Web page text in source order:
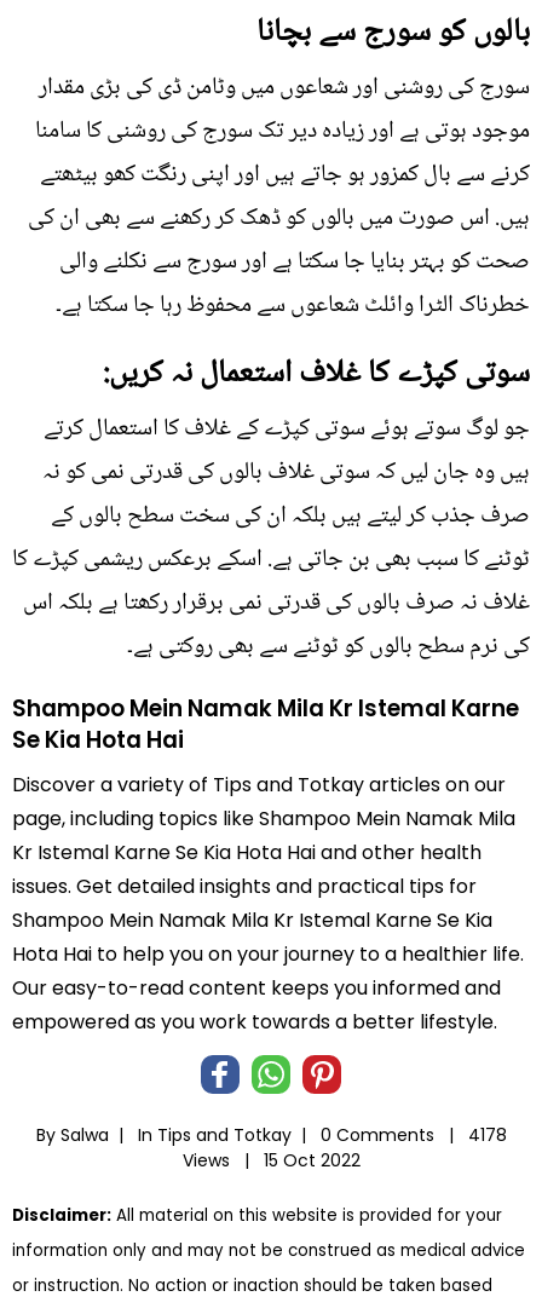
بالوں کو سورج سے بچانا
سورج کی روشنی اور شعاعوں میں وٹامن ڈی کی بڑی مقدار
موجود ہوتی ہے اور زيادہ دیر تک سورج کی روشنی کا سامنا
کرنے سے بال کمزور ہو جاتے ہیں اور اپنی رنگت کھو بیٹھتے
ہیں. اس صورت میں بالوں کو ڈھک کر رکھنے سے بھی ان کی
صحت کو بہتر بنایا جا سکتا ہے اور سورج سے نکلنے والی
خطرناک الٹرا وائلٹ شعاعوں سے محفوظ رہا جا سکتا ہے۔
سوتی کپڑے کا غلاف استعمال نہ کریں:
جو لوگ سوتے ہوئے سوتی کپڑے کے غلاف کا استعمال کرتے
ہیں وہ جان لیں کہ سوتی غلاف بالوں کی قدرتی نمی کو نہ
صرف جذب کر لیتے ہیں بلکہ ان کی سخت سطح بالوں کے
ٹوٹنے کا سبب بھی بن جاتی ہے. اسکے برعکس ریشمی کپڑے کا
غلاف نہ صرف بالوں کی قدرتی نمی برقرار رکھتا ہے بلکہ اس
کی نرم سطح بالوں کو ٹوٹنے سے بھی روکتی ہے۔
Shampoo Mein Namak Mila Kr Istemal Karne
Se Kia Hota Hai
Discover a variety of Tips and Totkay articles on our
page, including topics like Shampoo Mein Namak Mila
Kr Istemal Karne Se Kia Hota Hai and other health
issues. Get detailed insights and practical tips for
Shampoo Mein Namak Mila Kr Istemal Karne Se Kia
Hota Hai to help you on your journey to a healthier life.
Our easy-to-read content keeps you informed and
empowered as you work towards a better lifestyle.
By Salwa | In Tips and Totkay| 0 Comments |
4178
Views |
15 Oct 2022
Disclaimer: All material on this website is provided for your
information only and may not be construed as medical advice
or instruction. No action or inaction should be taken based